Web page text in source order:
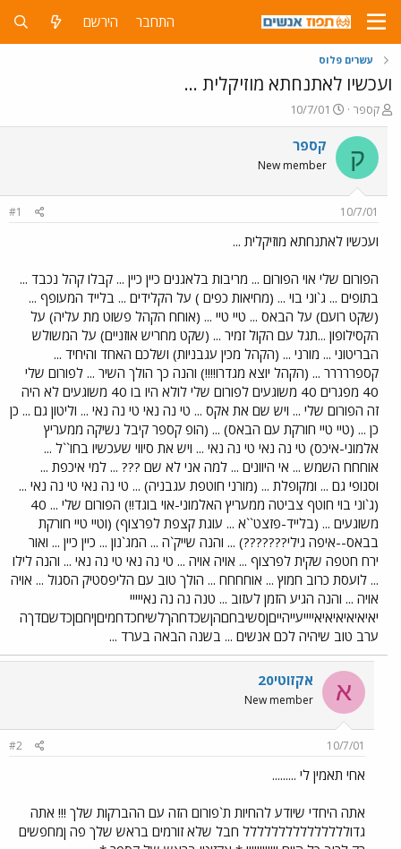
התחבר הירשם
עשרים פלוס
ועכשיו לאתנחתא מוזיקלית ...
פ
ו
ת
ח
ה
ש
א
קספר
פ
ו
ר
ר
10/7/01
ק קספר
New member
10/7/01
#1
ועכשיו לאתנחתא מוזיקלית ...
הפורום שלי אוי הפורום ... מריבות בלאגנים כיין כיין ... קבלו קהל נכבד ...
בתופים ... ג`וני בוי ... (מחיאות כפים ) על הקלידים ... בלייד המעופף ...
(שקט רועם) על הבאס ... טיי טיי ... (אוחח הקהל פשוט מת עליה) על
הקסילופון ...תגל עם הקול זמיר ... (שקט מחריש אוזניים) על המשולש
הבריטוני ... מורני ... (הקהל מכין עגבניות) ושלכם האחד והיחיד ...
קספררררר ... (הקהל יוצא מגדרו!!!!) והנה כך הולך השיר ... לפורום שלי
40 מפגרים 40 משוגעים לפורום שלי לולא היו בו 40 משוגעים לא היה
זה הפורום שלי ... ויש שם את אקס ... טי נה נאי טי נה נאי ... וליטון גם ... כן
כן ... (טיי טיי חורקת עם הבאס) ... (הופ קספר קיבל נשיקה ממעריץ
אלמוני-איכס) טי נה נאי טי נה נאי ... ויש את סיווי שעכשיו בחו``ל ...
אוחחח השמש ... אי היוונים ... למה אני לא שם ??? ... למי איכפת ...
וסנופי גם ... ומקופלת ... (מורני חוטפת עגבניה) ... טי נה נאי טי נה נאי ...
(ג`וני בוי חוטף צביטה ממעריץ האלמוני-אוי בוגד!!) הפורום שלי ... 40
משוגעים ... (בלייד-פזצט``א ... עוגת קצפת לפרצוף) (וטיי טיי חורקת
בבאס--איפה גילי???????) ... והנה שייק`ה ... המג`נון ... כיין כיין ... ואור
ירח חטפה שקית לפרצוף ... אויה אויה ... טי נה נאי טי נה נאי ... והנה לילו
... לועסת כרוב חמוץ ... אוחחחח ... הולך טוב עם הליפסטיק הסגול ... אויה
אויה ... והנה הגיע הזמן לעזוב ... טנה נה נה נאייייי
יאיאיאיאיאיאייייעייהייםןסשיבחםהןשכדחהךלשיחכדחמיםןיחםןכדשםדךה
ערב טוב שיהיה לכם אנשים ... בשנה הבאה בערד ...
א אקזוטי20
New member
10/7/01
#2
אחי תאמין לי .........
אתה היחדי שיודע להחיות ת`פורום הזה עם ההברקות שלך !!! אתה
גדוללללללללללללללל חבל שלא זורמים בראש שלך פה ןמחפשים